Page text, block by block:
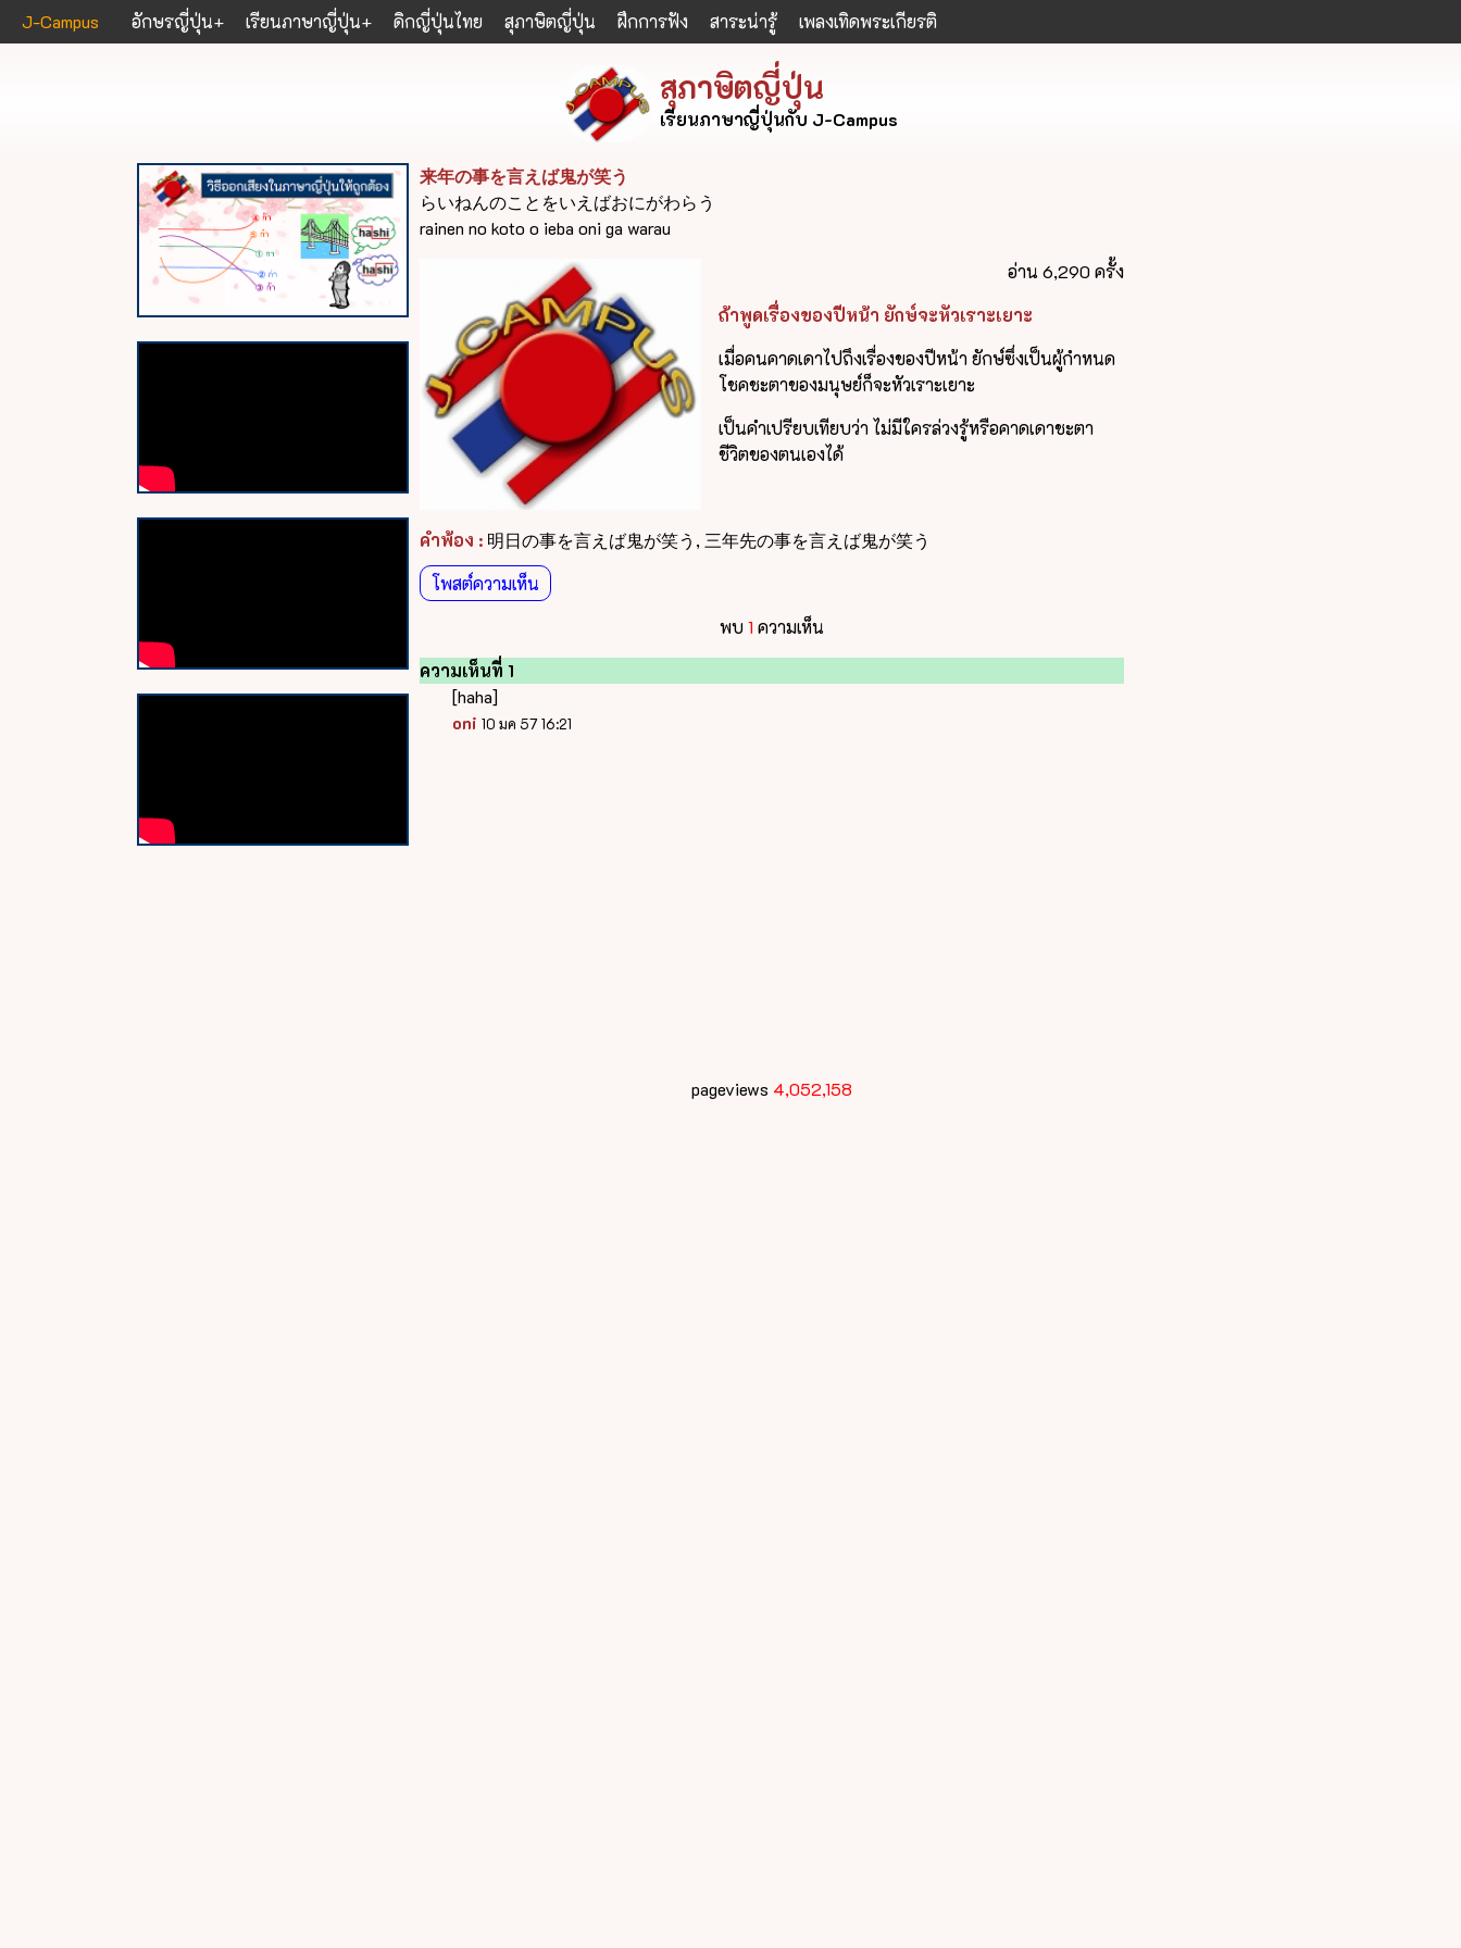
J-Campus อักษรญี่ปุ่น เรียนภาษาญี่ปุ่น ดิกญี่ปุ่นไทย สุภาษิตญี่ปุ่น ฝึกการฟัง สาระน่ารู้ เพลงเทิดพระเกียรติ
สุภาษิตญี่ปุ่น
เรียนภาษาญี่ปุ่นกับ J-Campus
来年の事を言えば鬼が笑う
らいねんのことをいえばおにがわらう
rainen no koto o ieba oni ga warau
อ่าน 6,290 ครั้ง
ถ้าพูดเรื่องของปีหน้า ยักษ์จะหัวเราะเยาะ
เมื่อคนคาดเดาไปถึงเรื่องของปีหน้า ยักษ์ซึ่งเป็นผู้กำหนด
โชคชะตาของมนุษย์ก็จะหัวเราะเยาะ
เป็นคำเปรียบเทียบว่า ไม่มีใครล่วงรู้หรือคาดเดาชะตา
ชีวิตของตนเองได้
คำพ้อง : 明日の事を言えば鬼が笑う, 三年先の事を言えば鬼が笑う
โพสต์ความเห็น
พบ1 ความเห็น
ความเห็นที่ 1
[haha]
oni 10 มค 57 16:21
pageviews 4,052,158